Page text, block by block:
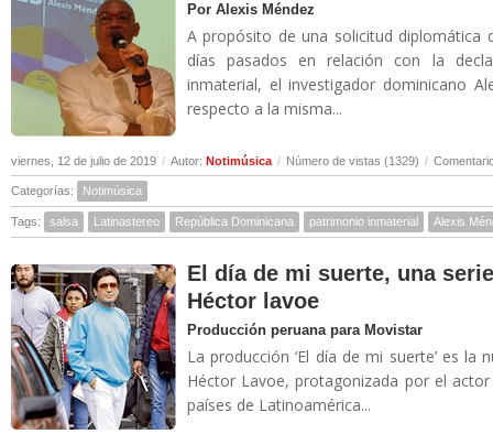
Por Alexis Méndez
A propósito de una solicitud diplomática
días pasados en relación con la
inmaterial, el investigador dominicano
respecto a la misma...
viernes, 12 de julio de 2019 / Autor: Notimúsica / Número de vistas (1329) /
Categorías: Notimúsica
Tags: salsa Latinastereo República Dominicana patrimonio inmaterial Alexis
El día de mi suerte, una
Héctor lavoe
Producción peruana para Movistar
La producción ‘El día de mi suerte’ es
Héctor Lavoe, protagonizada por el
países de Latinoamérica...